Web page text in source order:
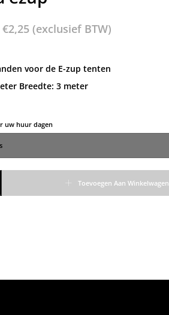
€2,25 (exclusief BTW)
voor de E-zup tenten
Breedte: 3 meter
uw huur dagen
Toevoegen Aan Winkelwagen